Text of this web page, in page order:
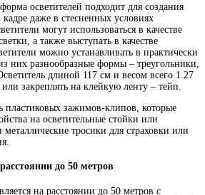
осветителей подходит для создания
кадре даже в стесненных условиях
могут использоваться в качестве
а также выступать в качестве
можно устанавливать в практически
них разнообразные формы – треугольники,
длиной 117 см и весом всего 1.27
закреплять на клейкую ленту – тейп.
пластиковых зажимов-клипов, которые
на осветительные стойки или
тросики для страховки или
до 50 метров
на расстоянии до 50 метров с